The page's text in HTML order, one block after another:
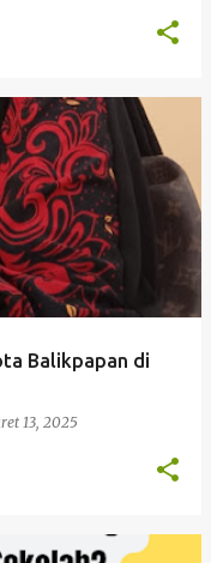
Balikpapan di
13, 2025